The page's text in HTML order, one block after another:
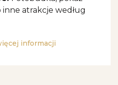
atrakcje według
informacji